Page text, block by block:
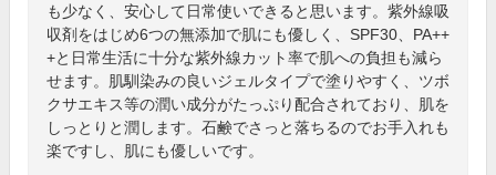
も少なく、安心して日常使いできると思います。紫外線吸
収剤をはじめ6つの無添加で肌にも優しく、SPF30、PA++
+と日常生活に十分な紫外線カット率で肌への負担も減ら
せます。肌馴染みの良いジェルタイプで塗りやすく、ツボ
クサエキス等の潤い成分がたっぷり配合されており、肌を
しっとりと潤します。石鹸でさっと落ちるのでお手入れも
楽ですし、肌にも優しいです。